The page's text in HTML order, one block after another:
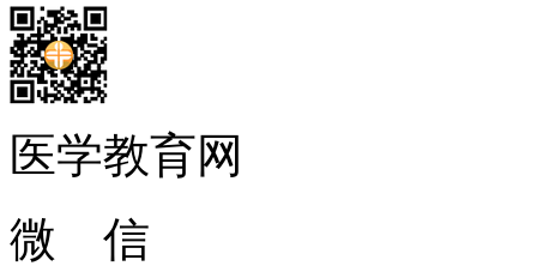
医学教育网
微 信